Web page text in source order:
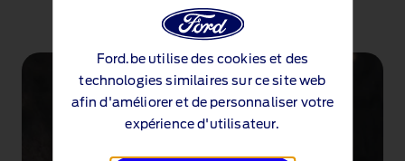
Ford.be utilise des cookies et des
technologies similaires sur ce site web
afin d'améliorer et de personnaliser votre
expérience d'utilisateur.